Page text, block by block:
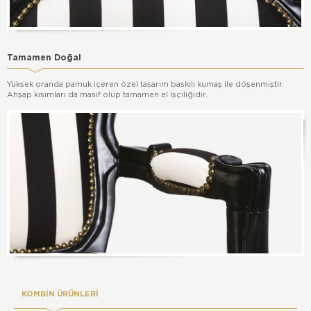
Tamamen Doğal
Yüksek oranda pamuk içeren özel tasarım baskılı kumaş ile döşenmiştir.
Ahşap kısımları da masif olup tamamen el işçiliğidir.
KOMBİN ÜRÜNLERİ